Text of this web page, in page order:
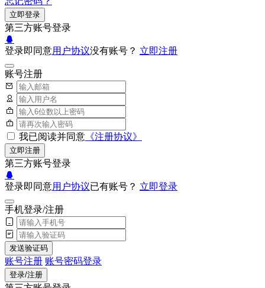
立即登录
第三方账号登录
登录即同意用户协议没有账号？ 立即注册
账号注册
我已阅读并同意 《注册协议》
立即注册
第三方账号登录
登录即同意用户协议已有账号？ 立即登录
手机登录/注册
发送验证码
账号注册 账号密码登录
登录/注册